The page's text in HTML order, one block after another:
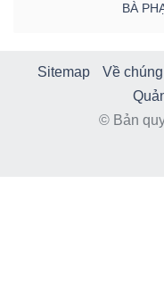
BÀ
Sitemap Về
© Bản